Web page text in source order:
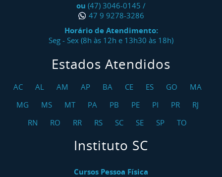
ou (47) 3046-0145 /
47 9 9278-3286
Horário de Atendimento:
Seg - Sex (8h às 12h e 13h30 às 18h)
Estados Atendidos
AC AL AM AP BA CE ES GO
MA
MG
MS MT PA PB PE PI PR
RJ
RN
RO RR RS SC SE SP TO
Instituto SC
Cursos Pessoa Física